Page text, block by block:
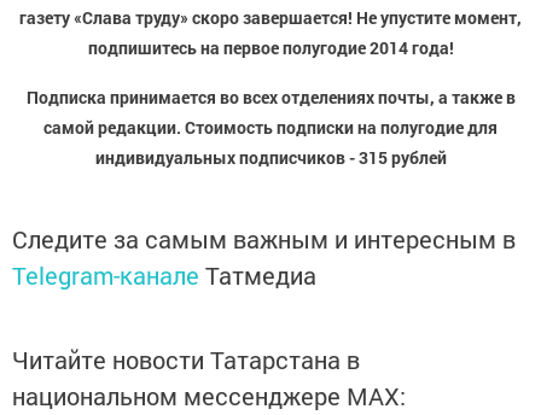
газету «Слава труду» скоро завершается! Не упустите момент,
подпишитесь на первое полугодие 2014 года!
Подписка принимается во всех отделениях почты, а также в
самой редакции. Стоимость подписки на полугодие для
индивидуальных подписчиков - 315 рублей
Следите за самым важным и интересным в
Telegram-канале Татмедиа
Читайте новости Татарстана в
национальном мессенджере MАХ: